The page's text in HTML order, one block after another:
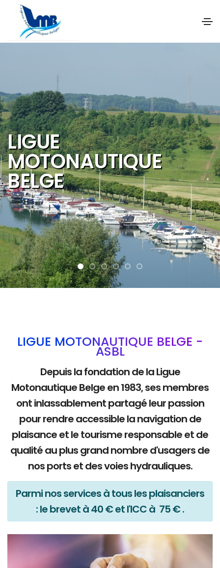
NOS OBJECTIFS SONT
DE PROMOUVOIR ET DE
DEVELOPPER :
Les activités et
sports nautiques
Le tourisme de
qualité
La mobilité douce
LIGUE MOTONAUTIQUE BELGE -
ASBL
Depuis la fondation de la Ligue
Motonautique Belge en 1983, ses membres
ont inlassablement partagé leur passion
pour rendre accessible la navigation de
plaisance et le tourisme responsable et de
qualité au plus grand nombre d'usagers de
nos ports et des voies hydrauliques.
Parmi nos services à tous les plaisanciers
: le brevet à 40 € et l'ICC à 75 € .